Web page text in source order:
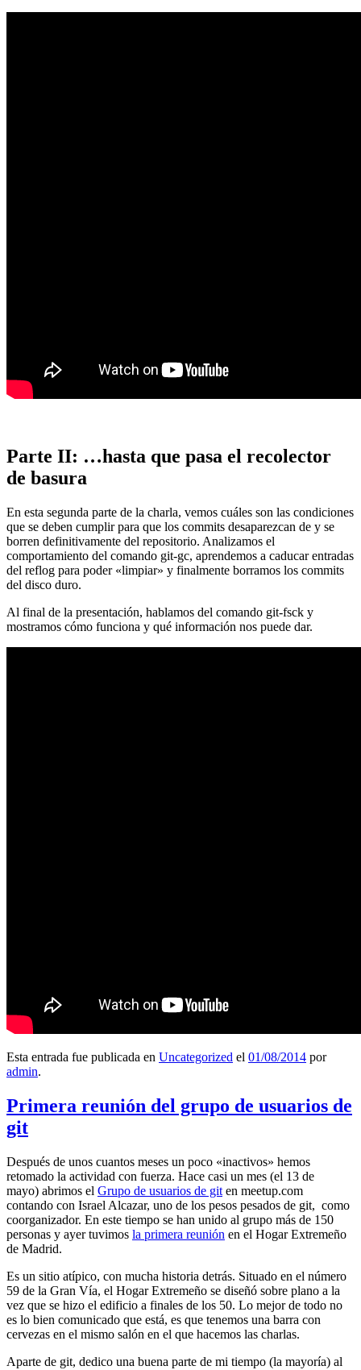
Parte II: …hasta que pasa el recolector
de basura
En esta segunda parte de la charla, vemos cuáles son las condiciones
que se deben cumplir para que los commits desaparezcan de y se
borren definitivamente del repositorio. Analizamos el
comportamiento del comando git-gc, aprendemos a caducar entradas
del reflog para poder «limpiar» y finalmente borramos los commits
del disco duro.
Al final de la presentación, hablamos del comando git-fsck y
mostramos cómo funciona y qué información nos puede dar.
Esta entrada fue publicada en Uncategorized el 01/08/2014 por
admin.
Primera reunión del grupo de usuarios de
git
Después de unos cuantos meses un poco «inactivos» hemos
retomado la actividad con fuerza. Hace casi un mes (el 13 de
mayo) abrimos el Grupo de usuarios de git en meetup.com
contando con Israel Alcazar, uno de los pesos pesados de git, como
coorganizador. En este tiempo se han unido al grupo más de 150
personas y ayer tuvimos la primera reunión en el Hogar Extremeño
de Madrid.
Es un sitio atípico, con mucha historia detrás. Situado en el número
59 de la Gran Vía, el Hogar Extremeño se diseñó sobre plano a la
vez que se hizo el edificio a finales de los 50. Lo mejor de todo no
es lo bien comunicado que está, es que tenemos una barra con
cervezas en el mismo salón en el que hacemos las charlas.
Aparte de git, dedico una buena parte de mi tiempo (la mayoría) al